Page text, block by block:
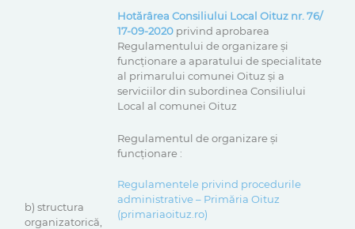
Hotărârea Consiliului Local Oituz nr. 76/
17-09-2020 privind aprobarea
Regulamentului de organizare și
funcționare a aparatului de specialitate
al primarului comunei Oituz și a
serviciilor din subordinea Consiliului
Local al comunei Oituz
b) structura
organizatorică,
Regulamentul de organizare şi
funcţionare :
Regulamentele privind procedurile
administrative – Primăria Oituz
(primariaoituz.ro)